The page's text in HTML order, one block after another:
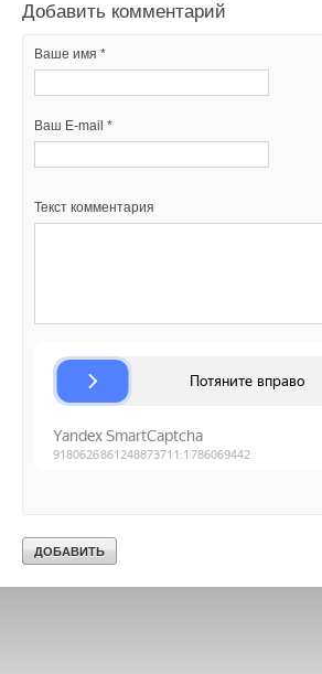
Добавить комментарий
Ваше имя *
Ваш E-mail *
Текст комментария